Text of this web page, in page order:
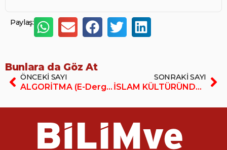
Paylaş:
Bunlara da Göz At
ÖNCEKI SAYI
ALGORİTMA (E-Dergi/PDF)
SONRAKI SAYI
İSLAM KÜLTÜRÜNDE MUHALİFLER (E-Dergi/PDF)